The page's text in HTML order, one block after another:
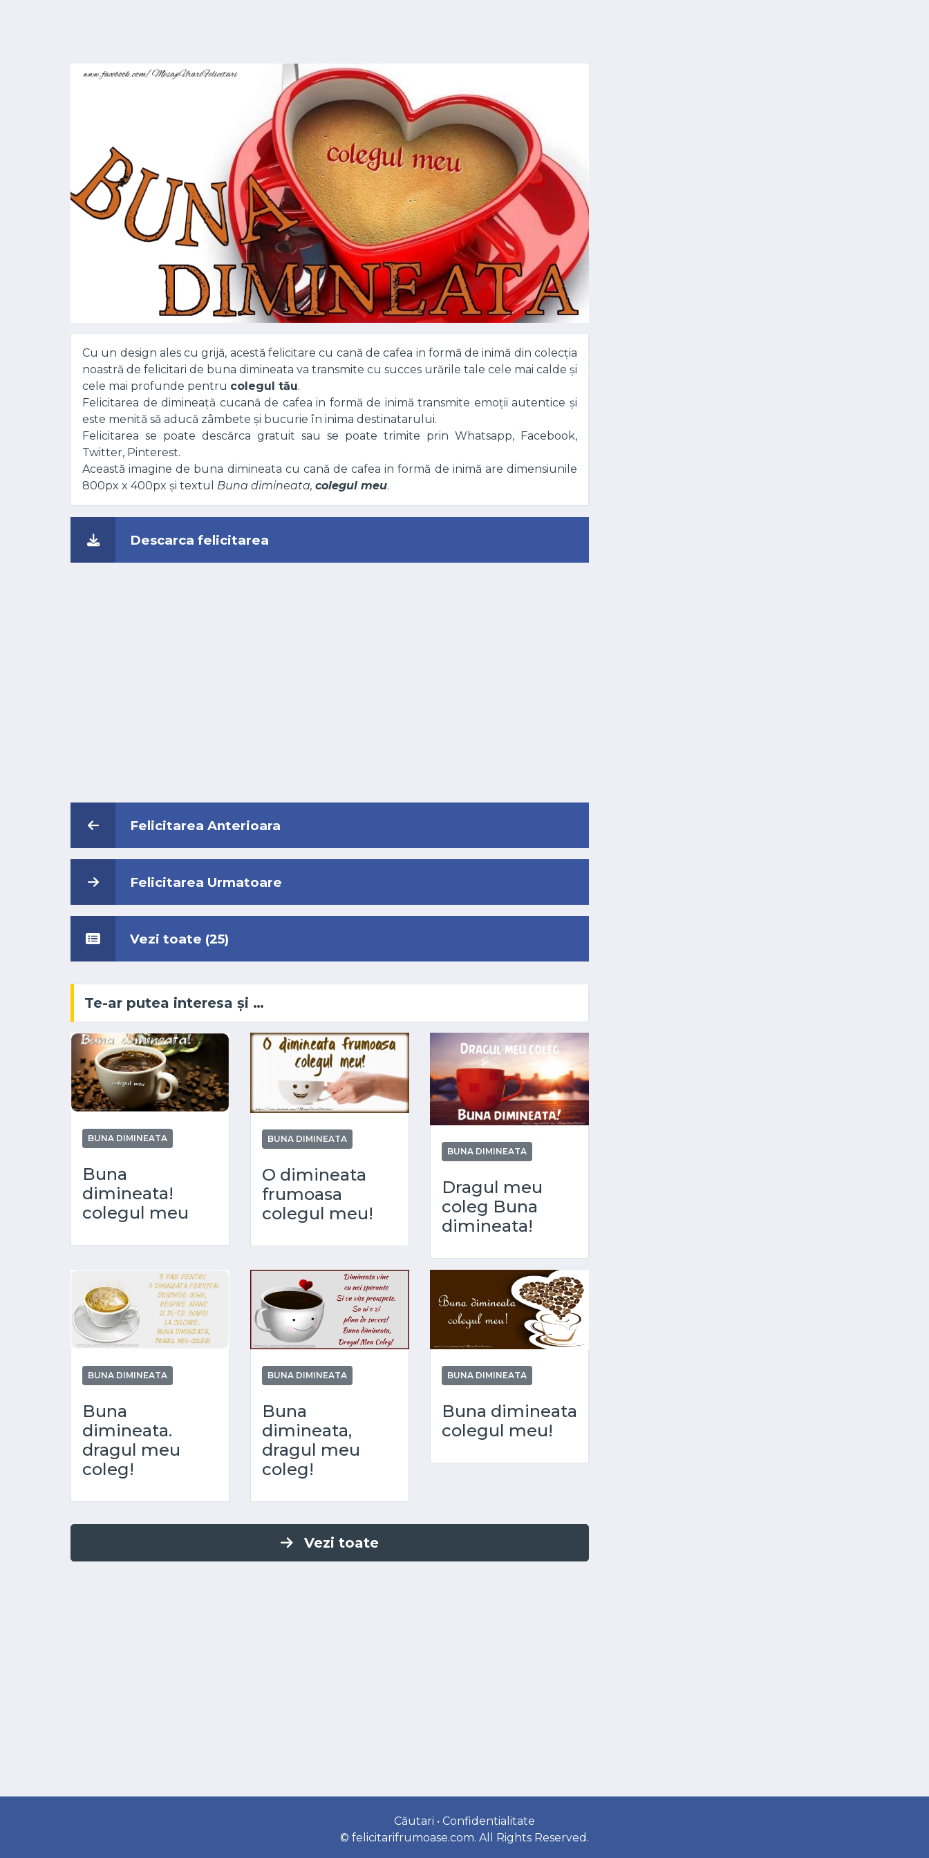
Cu un design ales cu grijă, acestă felicitare cu cană de cafea in formă de inimă din colecția
noastră de felicitari de buna dimineata va transmite cu succes urările tale cele mai calde și
cele mai profunde pentru colegul tău.
Felicitarea de dimineață cucană de cafea in formă de inimă transmite emoții autentice și
este menită să aducă zâmbete și bucurie în inima destinatarului.
Felicitarea se poate descărca gratuit sau se poate trimite prin Whatsapp, Facebook,
Twitter, Pinterest.
Această imagine de buna dimineata cu cană de cafea in formă de inimă are dimensiunile
800px x 400px și textul Buna dimineata, colegul meu.
Descarca felicitarea
Felicitarea Anterioara
Felicitarea Urmatoare
Vezi toate (25)
Te-ar putea interesa și …
BUNA DIMINEATA
Buna
dimineata!
colegul meu
BUNA DIMINEATA
O dimineata
frumoasa
colegul meu!
BUNA DIMINEATA
Dragul meu
coleg Buna
dimineata!
BUNA DIMINEATA
Buna
dimineata.
dragul meu
coleg!
BUNA DIMINEATA
Buna
dimineata,
dragul meu
coleg!
BUNA DIMINEATA
Buna dimineata
colegul meu!
Vezi toate
Căutari • Confidentialitate
© felicitarifrumoase.com. All Rights Reserved.